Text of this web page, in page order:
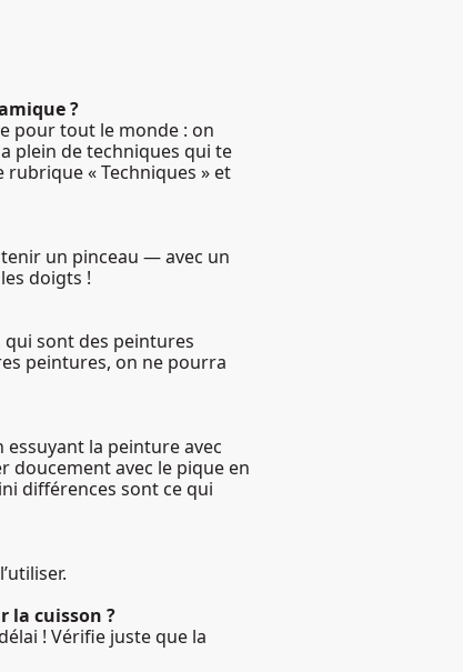
?
pour tout le monde : on
plein de techniques qui te
« Techniques » et
tenir un pinceau — avec un
doigts !
sont des peintures
peintures, on ne pourra
essuyant la peinture avec
doucement avec le pique en
différences sont ce qui
la cuisson ?
! Vérifie juste que la